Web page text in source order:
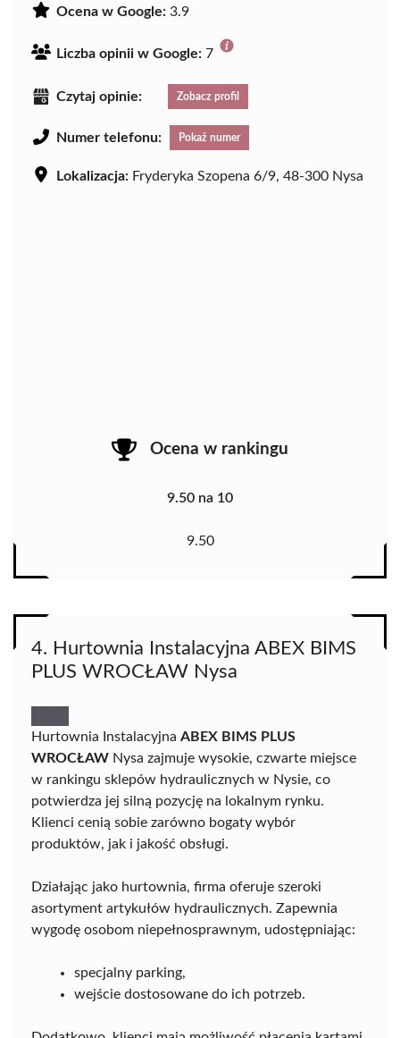
Ocena w Google: 3.9
Liczba opinii w Google: 7
Czytaj opinie: Zobacz profil
Numer telefonu: Pokaż numer
Lokalizacja: Fryderyka Szopena 6/9, 48-300 Nysa
Ocena w rankingu
9.50 na 10
9.50
4. Hurtownia Instalacyjna ABEX BIMS
PLUS WROCŁAW Nysa
Hurtownia Instalacyjna ABEX BIMS PLUS
WROCŁAW Nysa zajmuje wysokie, czwarte miejsce
w rankingu sklepów hydraulicznych w Nysie, co
potwierdza jej silną pozycję na lokalnym rynku.
Klienci cenią sobie zarówno bogaty wybór
produktów, jak i jakość obsługi.
Działając jako hurtownia, firma oferuje szeroki
asortyment artykułów hydraulicznych. Zapewnia
wygodę osobom niepełnosprawnym, udostępniając:
specjalny parking,
wejście dostosowane do ich potrzeb.